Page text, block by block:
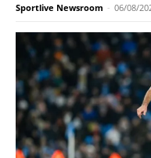
Sportlive Newsroom - 06/08/